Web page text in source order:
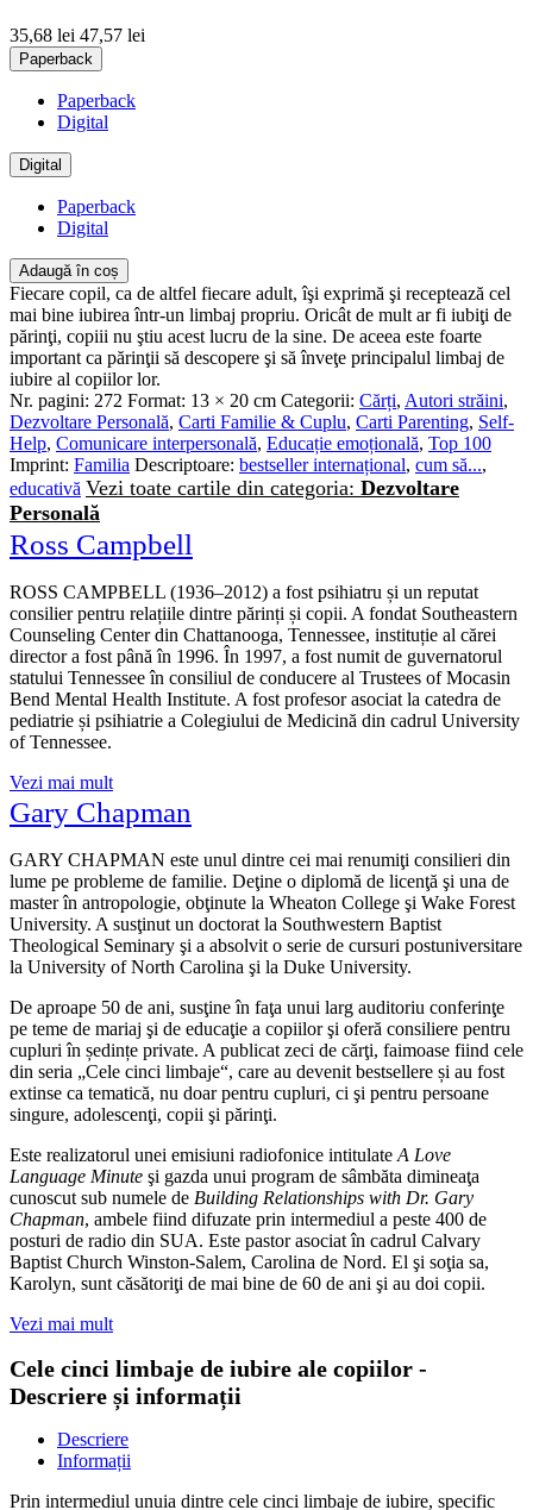
35,68 lei 47,57 lei
Paperback
Paperback
Digital
Digital
Paperback
Digital
Adaugă în coș
Fiecare copil, ca de altfel fiecare adult, îşi exprimă şi receptează cel
mai bine iubirea într‑un limbaj propriu. Oricât de mult ar fi iubiţi de
părinţi, copiii nu ştiu acest lucru de la sine. De aceea este foarte
important ca părinţii să descopere şi să înveţe principalul limbaj de
iubire al copiilor lor.
Nr. pagini: 272 Format: 13 × 20 cm Categorii: Cărți, Autori străini,
Dezvoltare Personală, Carti Familie & Cuplu, Carti Parenting, Self-
Help, Comunicare interpersonală, Educație emoțională, Top 100
Imprint: Familia Descriptoare: bestseller internațional, cum să...,
educativă Vezi toate cartile din categoria: Dezvoltare
Personală
Ross Campbell
ROSS CAMPBELL (1936–2012) a fost psihiatru și un reputat
consilier pentru relațiile dintre părinți și copii. A fondat Southeastern
Counseling Center din Chattanooga, Tennessee, instituție al cărei
director a fost până în 1996. În 1997, a fost numit de guvernatorul
statului Tennessee în consiliul de conducere al Trustees of Mocasin
Bend Mental Health Institute. A fost profesor asociat la catedra de
pediatrie și psihiatrie a Colegiului de Medicină din cadrul University
of Tennessee.
Vezi mai mult
Gary Chapman
GARY CHAPMAN este unul dintre cei mai renumiţi consilieri din
lume pe probleme de familie. Deţine o diplomă de licenţă şi una de
master în antropologie, obţinute la Wheaton College şi Wake Forest
University. A susţinut un doctorat la Southwestern Baptist
Theological Seminary şi a absolvit o serie de cursuri postuniversitare
la University of North Carolina şi la Duke University.
De aproape 50 de ani, susţine în faţa unui larg auditoriu conferinţe
pe teme de mariaj şi de educaţie a copiilor şi oferă consiliere pentru
cupluri în ședințe private. A publicat zeci de cărţi, faimoase fiind cele
din seria „Cele cinci limbaje“, care au devenit bestsellere și au fost
extinse ca tematică, nu doar pentru cupluri, ci şi pentru persoane
singure, adolescenţi, copii şi părinţi.
Este realizatorul unei emisiuni radiofonice intitulate A Love
Language Minute şi gazda unui program de sâmbăta dimineaţa
cunoscut sub numele de Building Relationships with Dr. Gary
Chapman, ambele fiind difuzate prin intermediul a peste 400 de
posturi de radio din SUA. Este pastor asociat în cadrul Calvary
Baptist Church Winston-Salem, Carolina de Nord. El şi soţia sa,
Karolyn, sunt căsătoriţi de mai bine de 60 de ani şi au doi copii.
Vezi mai mult
Cele cinci limbaje de iubire ale copiilor -
Descriere și informații
Descriere
Informații
Prin intermediul unuia dintre cele cinci limbaje de iubire, specific